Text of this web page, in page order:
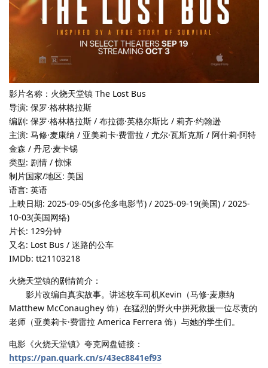
影片名称：火烧天堂镇 The Lost Bus
导演: 保罗·格林格拉斯
编剧: 保罗·格林格拉斯 / 布拉德·英格尔斯比 / 莉齐·约翰逊
主演: 马修·麦康纳 / 亚美莉卡·费雷拉 / 尤尔·瓦斯克斯 / 阿什莉·阿特
金森 / 丹尼·麦卡锡
类型: 剧情 / 惊悚
制片国家/地区: 美国
语言: 英语
上映日期: 2025-09-05(多伦多电影节) / 2025-09-19(美国) / 2025-
10-03(美国网络)
片长: 129分钟
又名: Lost Bus / 迷路的公车
IMDb: tt21103218
火烧天堂镇的剧情简介：
影片改编自真实故事。讲述校车司机Kevin（马修·麦康纳
Matthew McConaughey 饰）在猛烈的野火中拼死救援一位尽责的
老师（亚美莉卡·费雷拉 America Ferrera 饰）与她的学生们。
电影《火烧天堂镇》夸克网盘链接：
https://pan.quark.cn/s/43ec8841ef93